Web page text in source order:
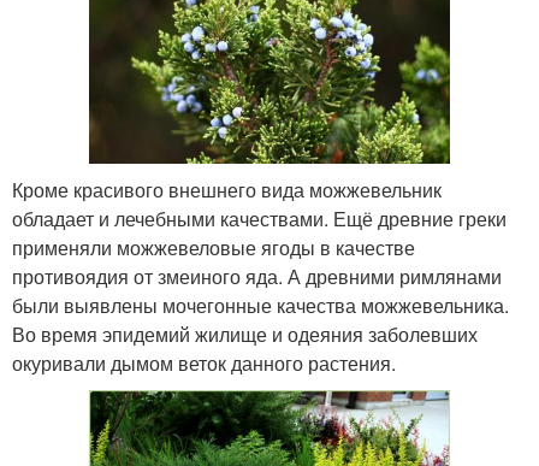
Кроме красивого внешнего вида можжевельник
обладает и лечебными качествами. Ещё древние греки
применяли можжевеловые ягоды в качестве
противоядия от змеиного яда. А древними римлянами
были выявлены мочегонные качества можжевельника.
Во время эпидемий жилище и одеяния заболевших
окуривали дымом веток данного растения.